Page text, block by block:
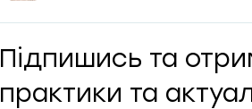
Підпишись та
практики та